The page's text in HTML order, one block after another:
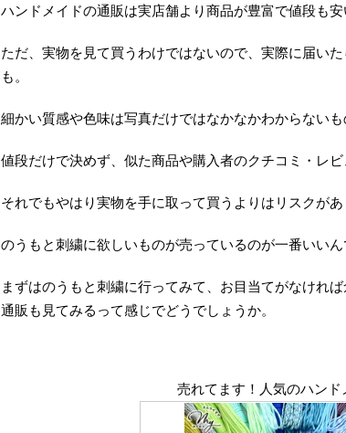
ハンドメイドの通販は実店舗より商品が豊富で値段も安
ただ、実物を見て買うわけではないので、実際に届い
も。
細かい質感や色味は写真だけではなかなかわからないも
値段だけで決めず、似た商品や購入者のクチコミ・レ
それでもやはり実物を手に取って買うよりはリスクが
のうもと刺繍に欲しいものが売っているのが一番いいん
まずはのうもと刺繍に行ってみて、お目当てがなけれ
通販も見てみるって感じでどうでしょうか。
売れてます！人気のハンド